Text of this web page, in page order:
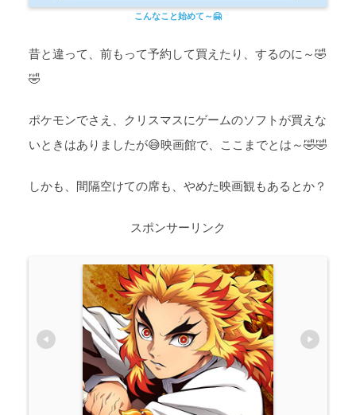
こんなこと始めて ～🤗
昔と違って、前もって予約して買えたり、するのに～🤣
🤣
ポケモンでさえ、クリスマスにゲームのソフトが買えな
いときはありましたが😅映画館で、ここまでとは～🤣🤣
しかも、間隔空けての席も、やめた映画観もあるとか？
スポンサーリンク